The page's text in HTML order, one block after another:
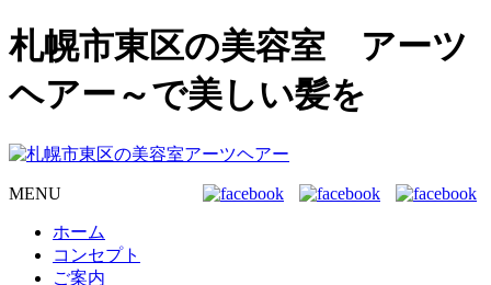
札幌市東区の美容室 アーツ
ヘアー～で美しい髪を
MENU
ホーム
コンセプト
ご案内